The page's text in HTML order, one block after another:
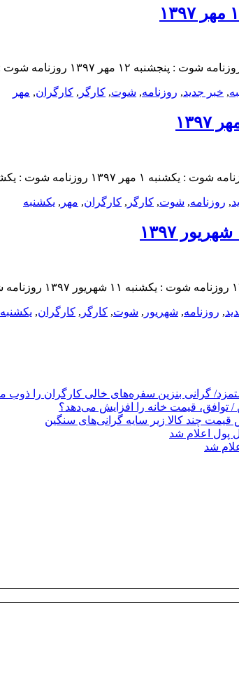
, خبر جدید, روزنامه, شوت, کارگر , کارگران, مهر
, روزنامه, شوت, کارگر , کارگران, مهر , یکشنبه‌
, روزنامه, شهريور , شوت, کارگر , کارگران, یکشنبه‌
/ توافق، قیمت خانه را افزایش می‌دهد؟
قیمت چند کالا زیر سایه گرانی‌های سنگین
پول اعلام شد
شد